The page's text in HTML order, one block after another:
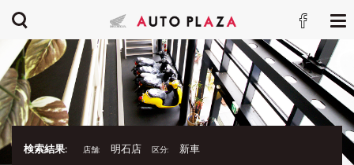
検索結果: 店舗: 明石店 区分: 新車